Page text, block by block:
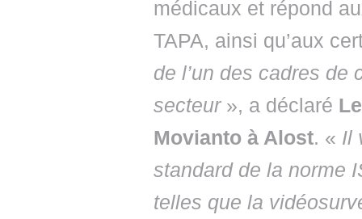
médicaux et répond
TAPA, ainsi qu’aux
de l’un des cadres
secteur», a déclaré
Movianto à Alost. « Il
standard de la norme
telles que la